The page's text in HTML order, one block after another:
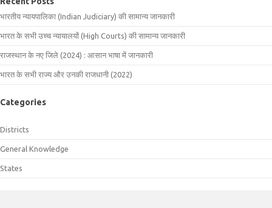
भारतीय न्यायपालिका (Indian Judiciary) की सामान्य जानकारी
भारत के सभी उच्च न्यायालयों (High Courts) की सामान्य जानकारी
राजस्थान के नए जिले (2024) : आसान भाषा में जानकारी
भारत के सभी राज्य और उनकी राजधानी (2022)
Categories
Districts
General Knowledge
States